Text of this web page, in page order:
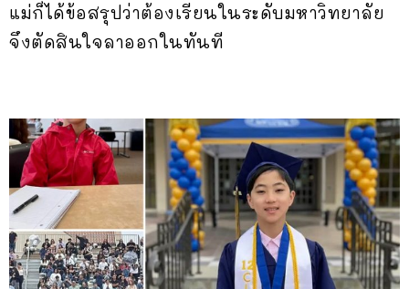
แม่ก็ได้ข้อสรุปว่าต้องเรียนในระดับมหาวิทยาลัย
จึงตัดสินใจลาออกในทันที